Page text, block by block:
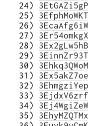
   24)
   25)
   26)
   27)
   28)
   29)
   30)
   31)
   32)
   33)
   34)
   35)